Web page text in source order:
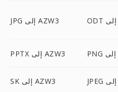
JPG إلى AZW3
PPTX إلى AZW3
SK إلى AZW3